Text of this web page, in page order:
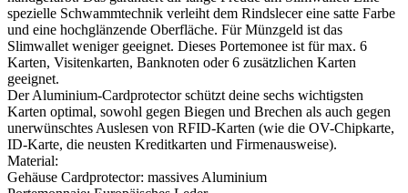
spezielle Schwammtechnik verleiht dem Rindslecer eine satte Farbe
und eine hochglänzende Oberfläche. Für Münzgeld ist das
Slimwallet weniger geeignet. Dieses Portemonee ist für max. 6
Karten, Visitenkarten, Banknoten oder 6 zusätzlichen Karten
geeignet.
Der Aluminium-Cardprotector schützt deine sechs wichtigsten
Karten optimal, sowohl gegen Biegen und Brechen als auch gegen
unerwünschtes Auslesen von RFID-Karten (wie die OV-Chipkarte,
ID-Karte, die neusten Kreditkarten und Firmenausweise).
Material:
Gehäuse Cardprotector: massives Aluminium